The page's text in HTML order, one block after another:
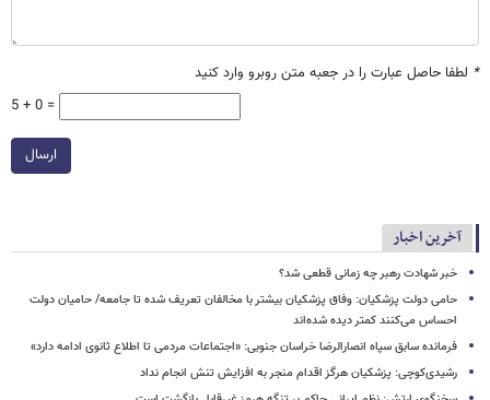
* لطفا حاصل عبارت را در جعبه متن روبرو وارد کنید
5 + 0 =
ارسال
آخرین اخبار
خبر شهادت رهبر چه زمانی قطعی شد؟
حامی دولت پزشکیان: وفاق پزشکیان بیشتر با مخالفان تعریف شده تا جامعه/ حامیان دولت
احساس می‌کنند کمتر دیده شده‌اند
فرمانده سابق سپاه انصارالرضا خراسان جنوبی: «اجتماعات مردمی تا اطلاع ثانوی ادامه دارد»
رشیدی‌کوچی: پزشکیان هرگز اقدام منجر به افزایش تنش انجام نداد